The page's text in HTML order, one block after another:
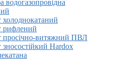
водогазопровідна
холоднокатаний
рифлений
просічно-витяжний ПВЛ
зносостійкий Hardox